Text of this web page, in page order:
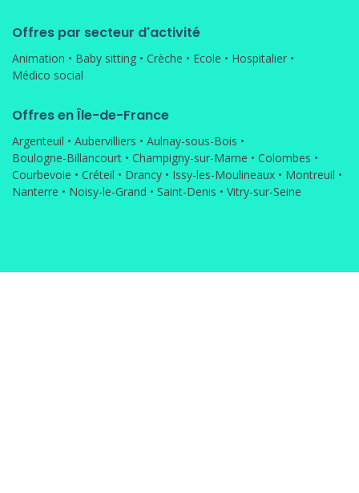
Offres par secteur d'activité
Animation • Baby sitting • Crèche • Ecole • Hospitalier •
Médico social
Offres en Île-de-France
Argenteuil • Aubervilliers • Aulnay-sous-Bois •
Boulogne-Billancourt • Champigny-sur-Marne • Colombes •
Courbevoie • Créteil • Drancy • Issy-les-Moulineaux • Montreuil •
Nanterre • Noisy-le-Grand • Saint-Denis • Vitry-sur-Seine